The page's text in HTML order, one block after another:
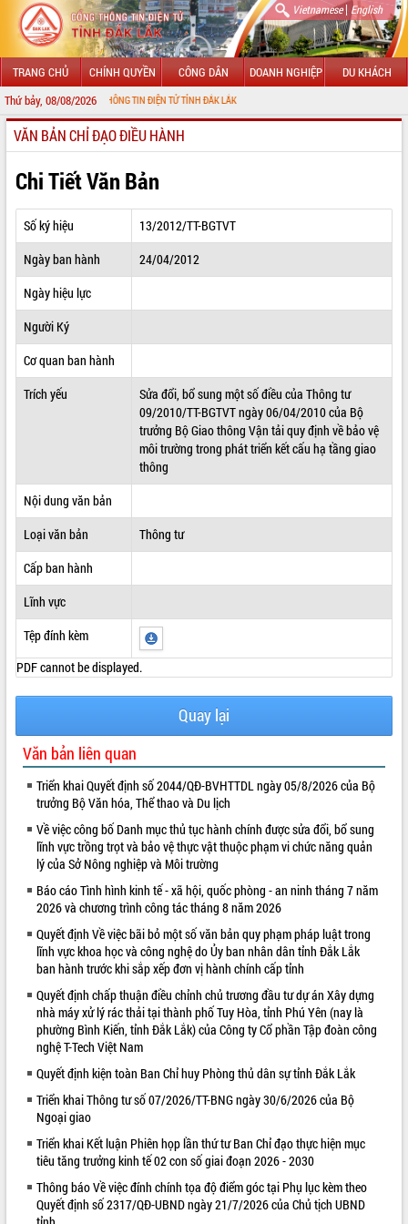
Vietnamese| English
TRANG CHỦ CHÍNH QUYỀN CÔNG DÂN DOANH NGHIỆP DU KHÁCH
Thứ bảy, 08/08/2026
VỚI CỔNG THÔNG TIN ĐIỆN TỬ TỈNH ĐẮK LẮK
GIỚI THIỆU
LÃNH ĐẠO UBND TỈNH
TIN TỨC SỰ KIỆN
SỞ, BAN, NGÀNH
THÔNG TIN CHỈ ĐẠO ĐIỀU HÀNH
HỆ THỐNG VĂN BẢN
VĂN BẢN HĐND TỈNH
VIDEO
Khám bệnh, cấp phát thuốc miễn phí
và tặng quà người dân xã Cư Pui
Hội nghị UBND tỉnh Đắk Lắk thường kỳ
tháng 7/2026
Lễ truy tặng danh hiệu “Bà Mẹ Việt
Nam Anh hùng” và trao Huân chương
Lao động
UBND tỉnh Đắk Lắk triển khai nhiệm
vụ 6 tháng cuối năm 2026
Kỳ họp thứ Hai, Hội đồng nhân dân
ALBUM ẢNH
VĂN BẢN CHỈ ĐẠO ĐIỀU HÀNH
Chi Tiết Văn Bản
Số ký hiệu
13/2012/TT-BGTVT
Ngày ban hành
24/04/2012
Ngày hiệu lực
Người Ký
Cơ quan ban hành
Trích yếu
Sửa đổi, bổ sung một số điều của Thông tư
09/2010/TT-BGTVT ngày 06/04/2010 của Bộ
trưởng Bộ Giao thông Vận tải quy định về bảo vệ
môi trường trong phát triển kết cấu hạ tầng giao
thông
Nội dung văn bản
Loại văn bản
Thông tư
Cấp ban hành
Lĩnh vực
Tệp đính kèm
PDF cannot be displayed.
Quay lại
Văn bản liên quan
Triển khai Quyết định số 2044/QĐ-BVHTTDL ngày 05/8/2026 của Bộ
trưởng Bộ Văn hóa, Thể thao và Du lịch
Về việc công bố Danh mục thủ tục hành chính được sửa đổi, bổ sung
lĩnh vực trồng trọt và bảo vệ thực vật thuộc phạm vi chức năng quản
lý của Sở Nông nghiệp và Môi trường
Báo cáo Tình hình kinh tế - xã hội, quốc phòng - an ninh tháng 7 năm
2026 và chương trình công tác tháng 8 năm 2026
Quyết định Về việc bãi bỏ một số văn bản quy phạm pháp luật trong
lĩnh vực khoa học và công nghệ do Ủy ban nhân dân tỉnh Đắk Lắk
ban hành trước khi sắp xếp đơn vị hành chính cấp tỉnh
Quyết định chấp thuận điều chỉnh chủ trương đầu tư dự án Xây dựng
nhà máy xử lý rác thải tại thành phố Tuy Hòa, tỉnh Phú Yên (nay là
phường Bình Kiến, tỉnh Đắk Lắk) của Công ty Cổ phần Tập đoàn công
nghệ T-Tech Việt Nam
Quyết định kiện toàn Ban Chỉ huy Phòng thủ dân sự tỉnh Đắk Lắk
Triển khai Thông tư số 07/2026/TT-BNG ngày 30/6/2026 của Bộ
Ngoại giao
Triển khai Kết luận Phiên họp lần thứ tư Ban Chỉ đạo thực hiện mục
tiêu tăng trưởng kinh tế 02 con số giai đoạn 2026 - 2030
Thông báo Về việc đính chính tọa độ điểm góc tại Phụ lục kèm theo
Quyết định số 2317/QĐ-UBND ngày 21/7/2026 của Chủ tịch UBND